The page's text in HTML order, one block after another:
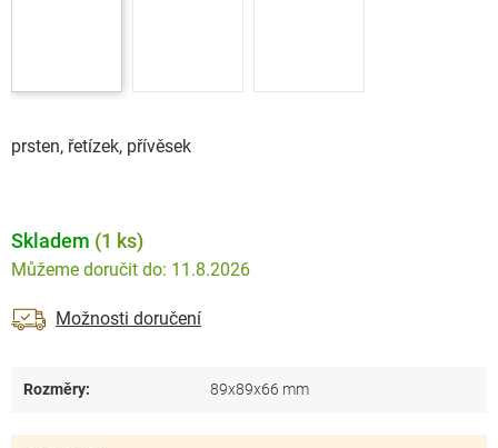
prsten, řetízek, přívěsek
Skladem (1 ks)
11.8.2026
Možnosti doručení
Rozměry: 89x89x66 mm